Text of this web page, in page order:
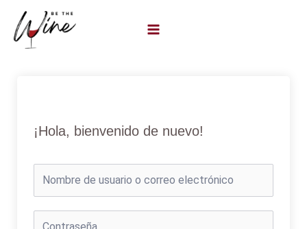
contenido
¡Hola, bienvenido de nuevo!